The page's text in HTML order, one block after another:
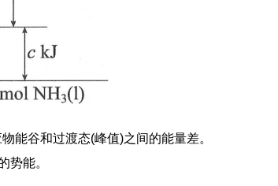
能谷和过渡态(峰值)之间的能量差。
势能。